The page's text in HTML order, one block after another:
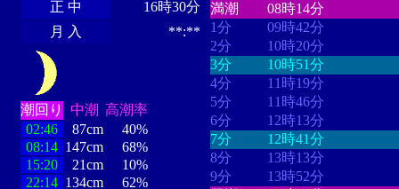
正 中
16時30分
月 入
**:**
潮回り 中潮 高潮率
02:46
87cm
40%
08:14 147cm
68%
15:20
21cm
10%
22:14 134cm 62%
満潮
08時14分
1分
09時42分
2分
10時20分
3分
10時51分
4分
11時19分
5分
11時46分
6分
12時13分
7分
12時41分
8分
13時13分
9分
13時52分